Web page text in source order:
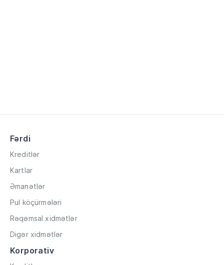
Fərdi
Kreditlər
Kartlar
Əmanətlər
Pul köçürmələri
Rəqəmsal xidmətlər
Digər xidmətlər
Korporativ